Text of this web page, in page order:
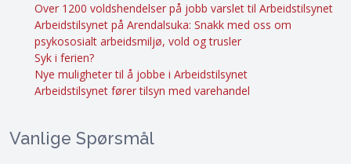
Over 1200 voldshendelser på jobb varslet til Arbeidstilsynet
Arbeidstilsynet på Arendalsuka: Snakk med oss om
psykososialt arbeidsmiljø, vold og trusler
Syk i ferien?
Nye muligheter til å jobbe i Arbeidstilsynet
Arbeidstilsynet fører tilsyn med varehandel
Vanlige Spørsmål